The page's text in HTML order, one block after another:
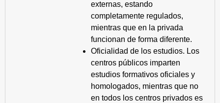
externas, estando
completamente regulados,
mientras que en la privada
funcionan de forma diferente.
Oficialidad de los estudios. Los
centros públicos imparten
estudios formativos oficiales y
homologados, mientras que no
en todos los centros privados es